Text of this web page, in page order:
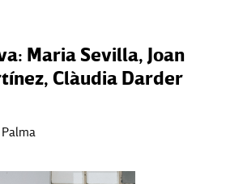
Maria Sevilla, Joan
Clàudia Darder